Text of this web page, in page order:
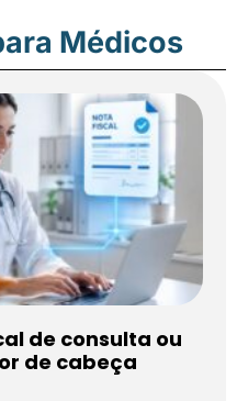
Médicos
de consulta ou
de cabeça